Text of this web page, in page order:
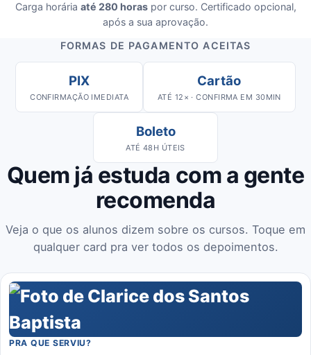
Carga horária até 280 horaspor curso. Certificado opcional,
após a sua aprovação.
FORMAS DE PAGAMENTO ACEITAS
PIX
CONFIRMAÇÃO IMEDIATA
Cartão
ATÉ 12× · CONFIRMA EM 30MIN
Boleto
ATÉ 48H ÚTEIS
Quem já estuda com a gente
recomenda
Veja o que os alunos dizem sobre os cursos. Toque em
qualquer card pra ver todos os depoimentos.
PRA QUE SERVIU?